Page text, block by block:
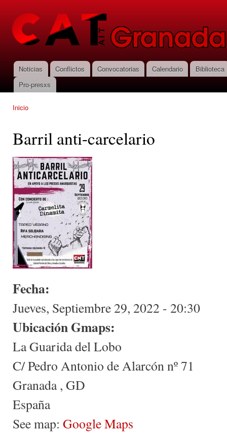
CNT-AIT
Granada
Menú principal
Noticias Conflictos Convocatorias Calendario
Biblioteca
Pro-presxs
Inicio
Barril anti-carcelario
Fecha:
Jueves, Septiembre 29, 2022 - 20:30
Ubicación Gmaps:
La Guarida del Lobo
C/ Pedro Antonio de Alarcón nº 71
Granada, GD
España
See map: Google Maps